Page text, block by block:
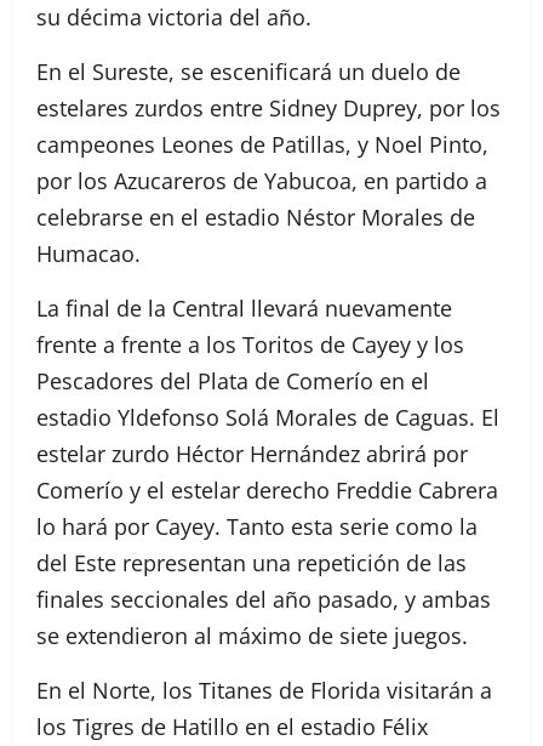
su décima victoria del año.
En el Sureste, se escenificará un duelo de
estelares zurdos entre Sidney Duprey, por los
campeones Leones de Patillas, y Noel Pinto,
por los Azucareros de Yabucoa, en partido a
celebrarse en el estadio Néstor Morales de
Humacao.
La final de la Central llevará nuevamente
frente a frente a los Toritos de Cayey y los
Pescadores del Plata de Comerío en el
estadio Yldefonso Solá Morales de Caguas. El
estelar zurdo Héctor Hernández abrirá por
Comerío y el estelar derecho Freddie Cabrera
lo hará por Cayey. Tanto esta serie como la
del Este representan una repetición de las
finales seccionales del año pasado, y ambas
se extendieron al máximo de siete juegos.
En el Norte, los Titanes de Florida visitarán a
los Tigres de Hatillo en el estadio Félix